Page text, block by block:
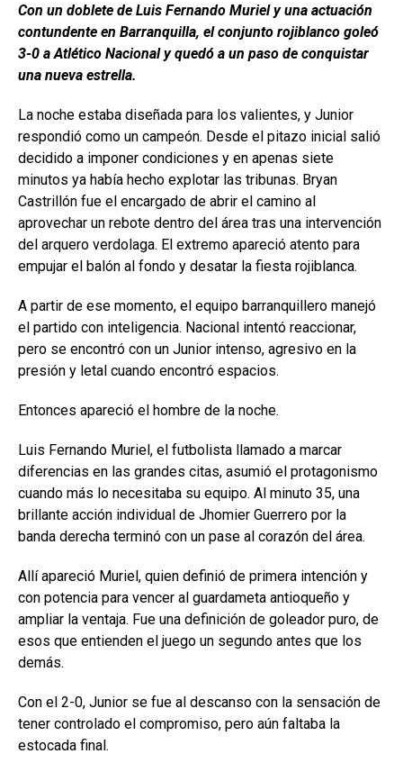
Con un doblete de Luis Fernando Muriel y una actuación
contundente en Barranquilla, el conjunto rojiblanco goleó
3-0 a Atlético Nacional y quedó a un paso de conquistar
una nueva estrella.
La noche estaba diseñada para los valientes, y Junior
respondió como un campeón. Desde el pitazo inicial salió
decidido a imponer condiciones y en apenas siete
minutos ya había hecho explotar las tribunas. Bryan
Castrillón fue el encargado de abrir el camino al
aprovechar un rebote dentro del área tras una intervención
del arquero verdolaga. El extremo apareció atento para
empujar el balón al fondo y desatar la fiesta rojiblanca.
A partir de ese momento, el equipo barranquillero manejó
el partido con inteligencia. Nacional intentó reaccionar,
pero se encontró con un Junior intenso, agresivo en la
presión y letal cuando encontró espacios.
Entonces apareció el hombre de la noche.
Luis Fernando Muriel, el futbolista llamado a marcar
diferencias en las grandes citas, asumió el protagonismo
cuando más lo necesitaba su equipo. Al minuto 35, una
brillante acción individual de Jhomier Guerrero por la
banda derecha terminó con un pase al corazón del área.
Allí apareció Muriel, quien definió de primera intención y
con potencia para vencer al guardameta antioqueño y
ampliar la ventaja. Fue una definición de goleador puro, de
esos que entienden el juego un segundo antes que los
demás.
Con el 2-0, Junior se fue al descanso con la sensación de
tener controlado el compromiso, pero aún faltaba la
estocada final.